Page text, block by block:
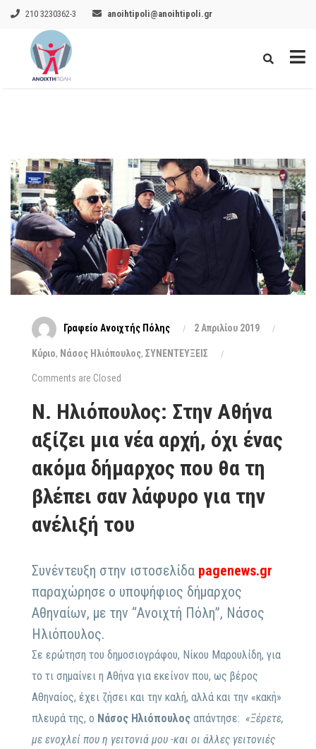
210 3230362-3 anoihtipoli@anoihtipoli.gr
Γραφείο Ανοιχτής Πόλης 2 Απριλίου 2019
Κύριο, Νάσος Ηλιόπουλος, ΣΥΝΕΝΤΕΥΞΕΙΣ
Comments are Closed
Ν. Ηλιόπουλος: Στην Αθήνα
αξίζει μια νέα αρχή, όχι ένας
ακόμα δήμαρχος που θα τη
βλέπει σαν λάφυρο για την
ανέλιξή του
Συνέντευξη στην ιστοσελίδα pagenews.gr
παραχώρησε ο υποψήφιος δήμαρχος
Αθηναίων, με την “Ανοιχτή Πόλη”, Νάσος
Ηλιόπουλος.
Σε ερώτηση του δημοσιογράφου, Νίκου Μαρουλίδη, για
το τι σημαίνει η Αθήνα για εκείνον που, ως βέρος
Αθηναίος, έχει ζήσει και την καλή, αλλά και την «κακή»
πλευρά της, ο Νάσος Ηλιόπουλος απάντησε: «Ξέρετε,
με ενοχλεί που η γειτονιά μου -και οι άλλες γειτονιές